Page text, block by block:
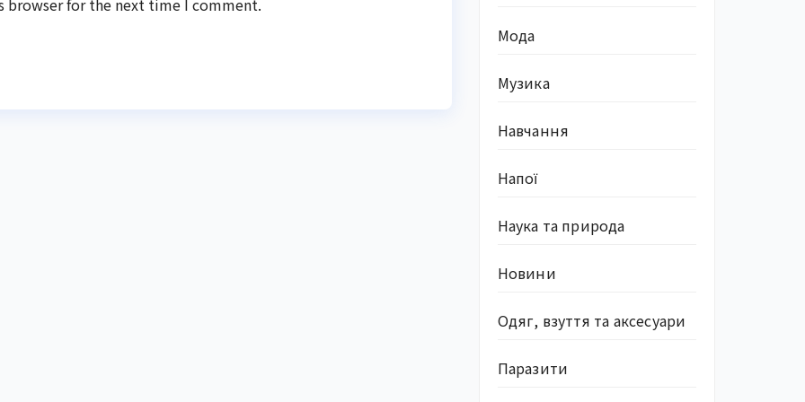
Мода
Музика
Навчання
Напої
Наука та природа
Новини
Одяг, взуття та аксесуари
Паразити